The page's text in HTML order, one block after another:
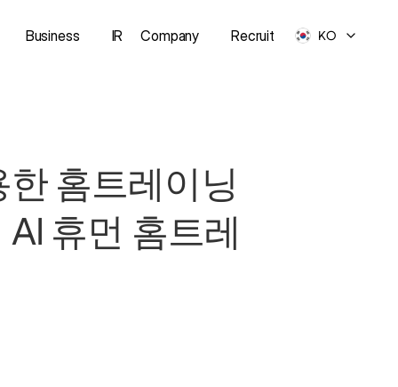
Business IR Company Recruit KO
홈트레이닝
휴먼 홈트레